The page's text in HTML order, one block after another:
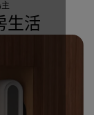
生活